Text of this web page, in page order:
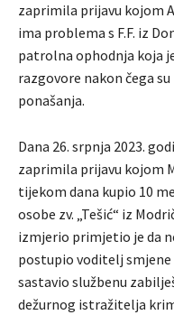
zaprimila prijavu kojom
ima problema s F.F. iz
patrolna ophodnja koja
razgovore nakon čega
ponašanja.
Dana 26. srpnja 2023.
zaprimila prijavu kojom
tijekom dana kupio 10
osobe zv. „Tešić“ iz
izmjerio primjetio je da
postupio voditelj smjene
sastavio službenu
dežurnog istražitelja